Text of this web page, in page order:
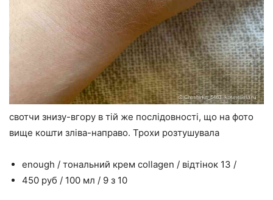
свотчи знизу-вгору в тій же послідовності, що на фото
вище кошти зліва-направо. Трохи розтушувала
enough / тональний крем collagen / відтінок 13 /
450 руб / 100 мл / 9 з 10